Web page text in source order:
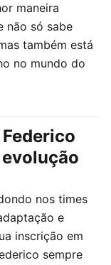
maneira
não só sabe
também está
no mundo do
nos times
e
inscrição em
sempre